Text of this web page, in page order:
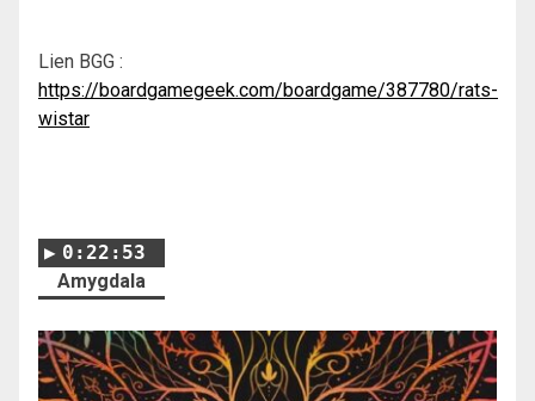
Lien BGG :
https://boardgamegeek.com/boardgame/387780/rats-
wistar
0:22:53
Amygdala